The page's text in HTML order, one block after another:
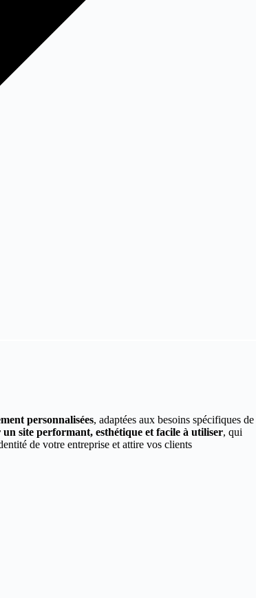
personnalisées, adaptées aux besoins spécifiques de
un site performant, esthétique et facile à utiliser, qui
de votre entreprise et attire vos clients